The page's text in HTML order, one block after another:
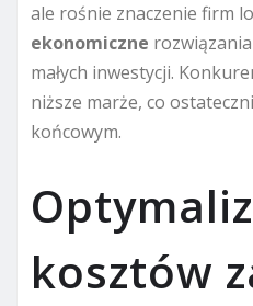
ale rośnie znaczenie firm
ekonomiczne
małych inwestycji.
niższe marże, co
końcowym.
kosztów